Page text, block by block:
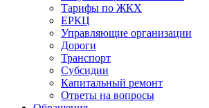
Тарифы по ЖКХ
ЕРКЦ
Управляющие организации
Дороги
Транспорт
Субсидии
Капитальный ремонт
Ответы на вопросы